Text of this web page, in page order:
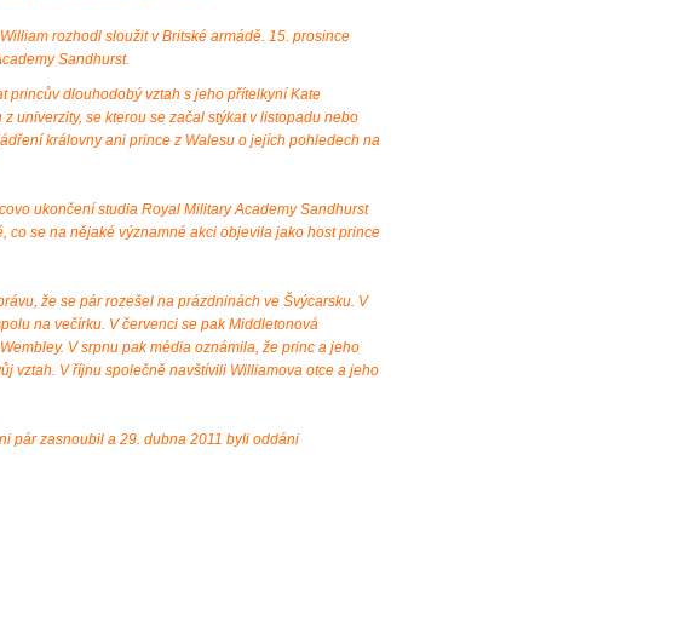
rozhodl sloužit v Britské armádě. 15. prosince
Sandhurst.
princův dlouhodobý vztah s jeho přítelkyní Kate
univerzity, se kterou se začal stýkat v listopadu nebo
královny ani prince z Walesu o jejích pohledech na
ukončení studia Royal Military Academy Sandhurst
co se na nějaké významné akci objevila jako host prince
že se pár rozešel na prázdninách ve Švýcarsku. V
na večírku. V červenci se pak Middletonová
V srpnu pak média oznámila, že princ a jeho
vztah. V říjnu společně navštívili Williamova otce a jeho
pár zasnoubil a 29. dubna 2011 byli oddáni